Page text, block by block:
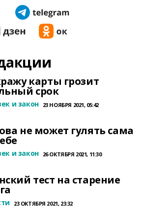
карты грозит
срок
и закон 23 НОЯБРЯ 2021, 05:42
не может гулять сама
и закон 26 ОКТЯБРЯ 2021, 11:30
тест на старение
23 ОКТЯБРЯ 2021, 23:32